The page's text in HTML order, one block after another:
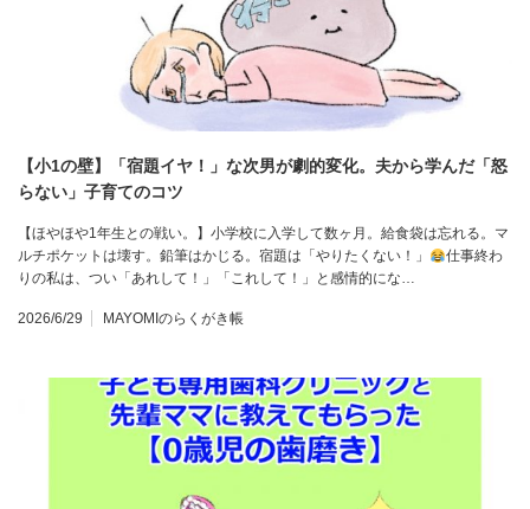
【小1の壁】「宿題イヤ！」な次男が劇的変化。夫から学んだ「怒
らない」子育てのコツ
【ほやほや1年生との戦い。】小学校に入学して数ヶ月。給食袋は忘れる。マ
ルチポケットは壊す。鉛筆はかじる。宿題は「やりたくない！」
仕事終わ
りの私は、つい「あれして！」「これして！」と感情的にな…
2026/6/29 MAYOMIのらくがき帳